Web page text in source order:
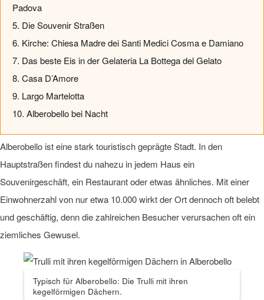
Padova
5. Die Souvenir Straßen
6. Kirche: Chiesa Madre dei Santi Medici Cosma e Damiano
7. Das beste Eis in der Gelateria La Bottega del Gelato
8. Casa D’Amore
9. Largo Martelotta
10. Alberobello bei Nacht
Alberobello ist eine stark touristisch geprägte Stadt. In den
Hauptstraßen findest du nahezu in jedem Haus ein
Souvenirgeschäft, ein Restaurant oder etwas ähnliches. Mit einer
Einwohnerzahl von nur etwa 10.000 wirkt der Ort dennoch oft belebt
und geschäftig, denn die zahlreichen Besucher verursachen oft ein
ziemliches Gewusel.
Typisch für Alberobello: Die Trulli mit ihren
kegelförmigen Dächern.